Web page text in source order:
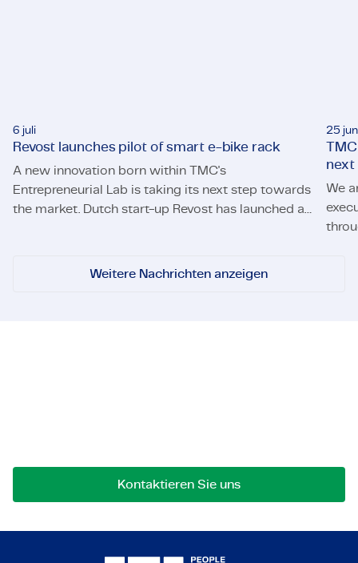
6 juli
Revost launches pilot of smart e-bike rack
A new innovation born within TMC's
Entrepreneurial Lab is taking its next step towards
the market. Dutch start-up Revost has launched a
allow employees of the university's Campus &
25
next
We
Weitere Nachrichten anzeigen
Kontaktieren Sie uns